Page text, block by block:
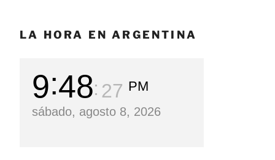
LA HORA EN ARGENTINA
9 48 28 PM
sábado, agosto 8, 2026